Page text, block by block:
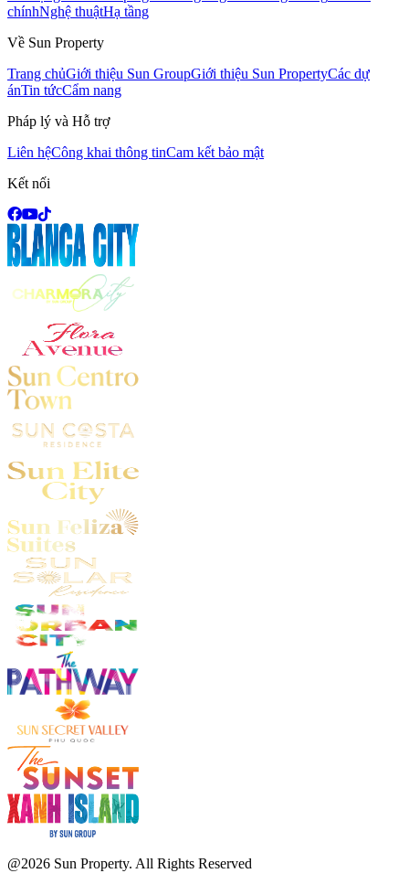
chínhNghệ thuậtHạ tầng
Về Sun Property
Trang chủGiới thiệu Sun GroupGiới thiệu Sun PropertyCác dự
ánTin tứcCẩm nang
Pháp lý và Hỗ trợ
Liên hệCông khai thông tinCam kết bảo mật
Kết nối
@2026 Sun Property. All Rights Reserved